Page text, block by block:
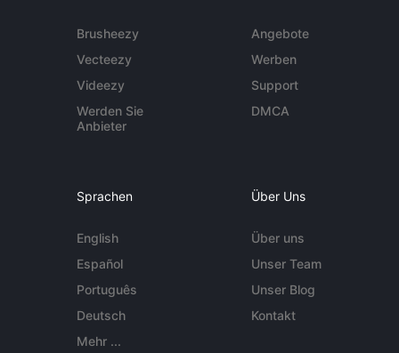
Brusheezy
Vecteezy
Videezy
Werden Sie
Anbieter
Angebote
Werben
Support
DMCA
Sprachen
English
Español
Português
Deutsch
Mehr ...
Über Uns
Über uns
Unser Team
Unser Blog
Kontakt